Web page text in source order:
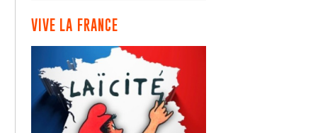
VIVE LA FRANCE